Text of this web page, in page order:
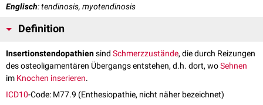
Englisch: tendinosis, myotendinosis
Definition
Insertionstendopathiensind Schmerzzustände, die durch Reizungen
des osteoligamentären Übergangs entstehen, d.h. dort, woSehnen
im Knochen inserieren.
ICD10-Code: M77.9 (Enthesiopathie, nicht näher bezeichnet)